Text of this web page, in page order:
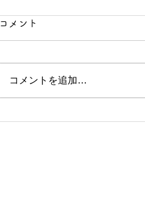
コメント
コメントを追加…